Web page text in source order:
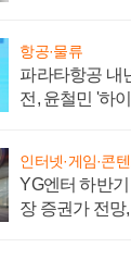
항공·물류
파라타항공 내
전, 윤철민 '하
인터넷·게임·콘
YG엔터 하반
장 증권가 전망